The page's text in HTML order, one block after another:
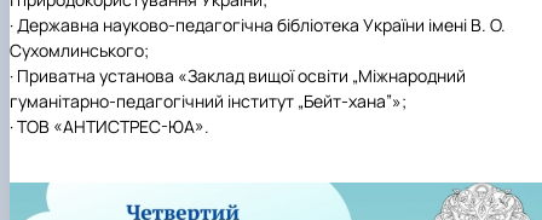
·Державна науково-педагогічна бібліотека України імені В. О.
Сухомлинського;
· Приватна установа «Заклад вищої освіти „Міжнародний
гуманітарно-педагогічний інститут „Бейт-хана”»;
·ТОВ «АНТИСТРЕС-ЮА».